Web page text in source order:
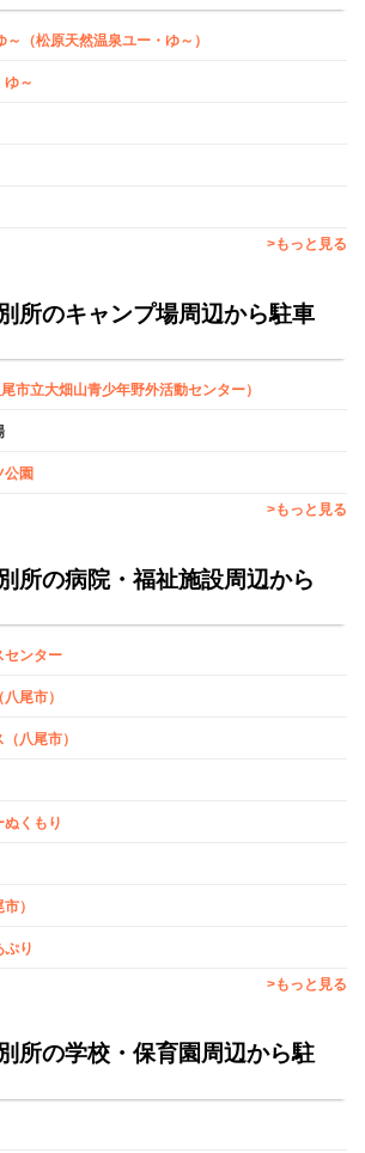
（松原天然温泉ユー・ゆ～）
～
>もっと見る
所のキャンプ場周辺から駐車
市立大畑山青少年野外活動センター）
公園
>もっと見る
所の病院・福祉施設周辺から
センター
尾市）
八尾市）
くもり
）
り
>もっと見る
所の学校・保育園周辺から駐